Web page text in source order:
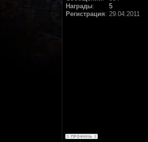
Награды:
5
Регистрация: 29.04.2011